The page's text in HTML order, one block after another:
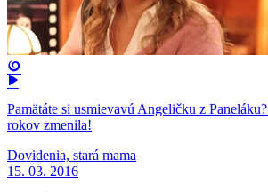
Pamätáte si usmievavú Angeličku z
rokov zmenila!
Dovidenia, stará mama
15. 03. 2016